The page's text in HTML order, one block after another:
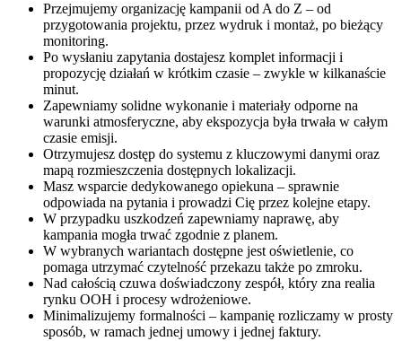
Przejmujemy organizację kampanii od A do Z – od
przygotowania projektu, przez wydruk i montaż, po bieżący
monitoring.
Po wysłaniu zapytania dostajesz komplet informacji i
propozycję działań w krótkim czasie – zwykle w kilkanaście
minut.
Zapewniamy solidne wykonanie i materiały odporne na
warunki atmosferyczne, aby ekspozycja była trwała w całym
czasie emisji.
Otrzymujesz dostęp do systemu z kluczowymi danymi oraz
mapą rozmieszczenia dostępnych lokalizacji.
Masz wsparcie dedykowanego opiekuna – sprawnie
odpowiada na pytania i prowadzi Cię przez kolejne etapy.
W przypadku uszkodzeń zapewniamy naprawę, aby
kampania mogła trwać zgodnie z planem.
W wybranych wariantach dostępne jest oświetlenie, co
pomaga utrzymać czytelność przekazu także po zmroku.
Nad całością czuwa doświadczony zespół, który zna realia
rynku OOH i procesy wdrożeniowe.
Minimalizujemy formalności – kampanię rozliczamy w prosty
sposób, w ramach jednej umowy i jednej faktury.